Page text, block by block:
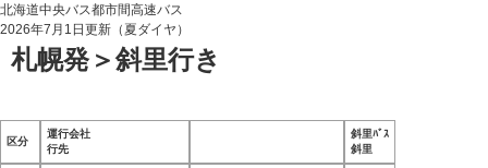
北海道中央バス都市間高速バス
2026年7月1日更新（夏ダイヤ）
札幌発＞斜里行き
区分
運行会社
行先
斜里ﾊﾞｽ
斜里